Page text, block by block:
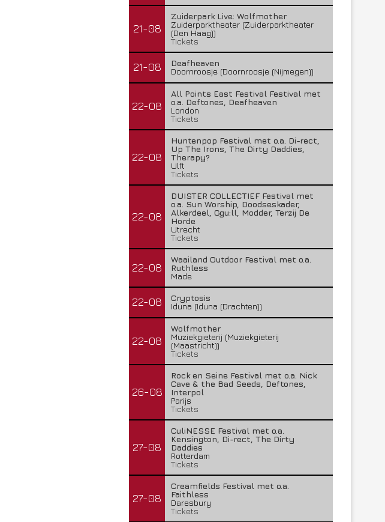
21-08
Zuiderpark Live: Wolfmother
Zuiderparktheater (Zuiderparktheater
(Den Haag))
Tickets
21-08
Deafheaven
Doornroosje (Doornroosje (Nijmegen))
22-08
All Points East Festival Festival met
o.a. Deftones, Deafheaven
London
Tickets
22-08
Huntenpop Festival met o.a. Di-rect,
Up The Irons, The Dirty Daddies,
Therapy?
Ulft
Tickets
22-08
DUISTER COLLECTIEF Festival met
o.a. Sun Worship, Doodseskader,
Alkerdeel, Ggu:ll, Modder, Terzij De
Horde
Utrecht
Tickets
22-08
Waailand Outdoor Festival met o.a.
Ruthless
Made
22-08
Cryptosis
Iduna (Iduna (Drachten))
22-08
Wolfmother
Muziekgieterij (Muziekgieterij
(Maastricht))
Tickets
26-08
Rock en Seine Festival met o.a. Nick
Cave & the Bad Seeds, Deftones,
Interpol
Parijs
Tickets
27-08
CuliNESSE Festival met o.a.
Kensington, Di-rect, The Dirty
Daddies
Rotterdam
Tickets
27-08
Creamfields Festival met o.a.
Faithless
Daresbury
Tickets